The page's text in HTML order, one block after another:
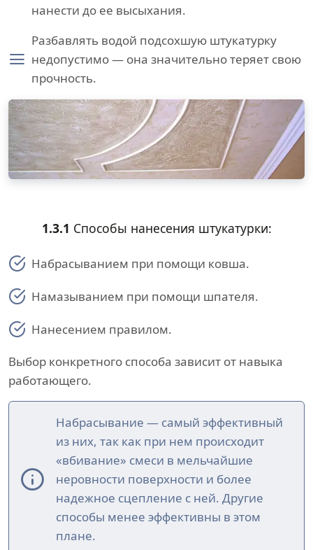
нанести до ее высыхания.
Разбавлять водой подсохшую штукатурку
недопустимо — она значительно теряет свою
прочность.
1.3.1 Способы нанесения штукатурки:
Набрасыванием при помощи ковша.
Намазыванием при помощи шпателя.
Нанесением правилом.
Выбор конкретного способа зависит от навыка
работающего.
Набрасывание — самый эффективный
из них, так как при нем происходит
«вбивание» смеси в мельчайшие
неровности поверхности и более
надежное сцепление с ней. Другие
способы менее эффективны в этом
плане.